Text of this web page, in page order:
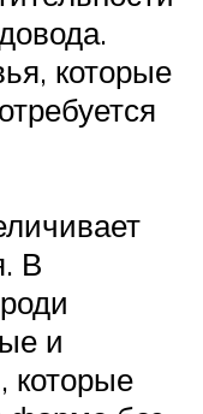
которые
В
и
которые